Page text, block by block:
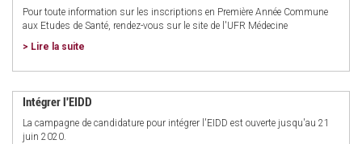
Pour toute information sur les inscriptions en Première Année Commune
aux Etudes de Santé, rendez-vous sur le site de l'UFR Médecine
> Lire la suite
Intégrer l'EIDD
La campagne de candidature pour intégrer l'EIDD est ouverte jusqu'au 21
juin 2020.